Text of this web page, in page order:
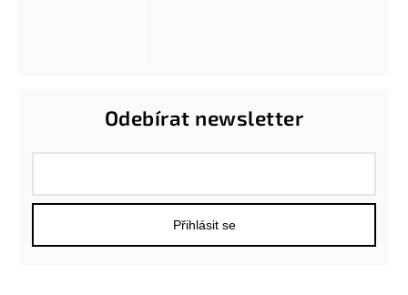
Odebírat newsletter
Přihlásit se